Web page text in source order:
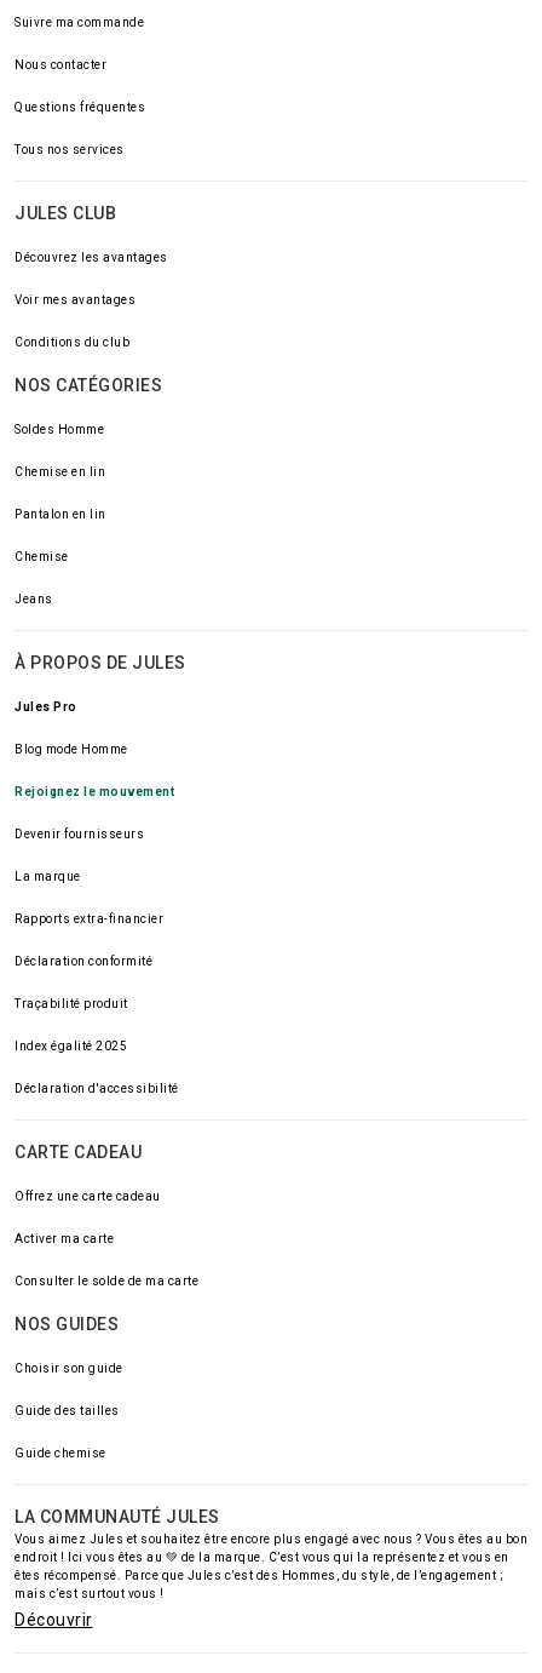
Suivre ma commande
Nous contacter
Questions fréquentes
Tous nos services
JULES CLUB
Découvrez les avantages
Voir mes avantages
Conditions du club
NOS CATÉGORIES
Soldes Homme
Chemise en lin
Pantalon en lin
Chemise
Jeans
À PROPOS DE JULES
Jules Pro
Blog mode Homme
Rejoignez le mouvement
Devenir fournisseurs
La marque
Rapports extra-financier
Déclaration conformité
Traçabilité produit
Index égalité 2025
Déclaration d'accessibilité
CARTE CADEAU
Offrez une carte cadeau
Activer ma carte
Consulter le solde de ma carte
NOS GUIDES
Choisir son guide
Guide des tailles
Guide chemise
LA COMMUNAUTÉ JULES
Vous aimez Jules et souhaitez être encore plus engagé avec nous ? Vous êtes au bon
endroit ! Ici vous êtes au 💚 de la marque. C’est vous qui la représentez et vous en
êtes récompensé. Parce que Jules c’est des Hommes, du style, de l’engagement ;
mais c’est surtout vous !
Découvrir